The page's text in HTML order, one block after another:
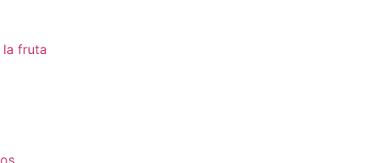
fruta